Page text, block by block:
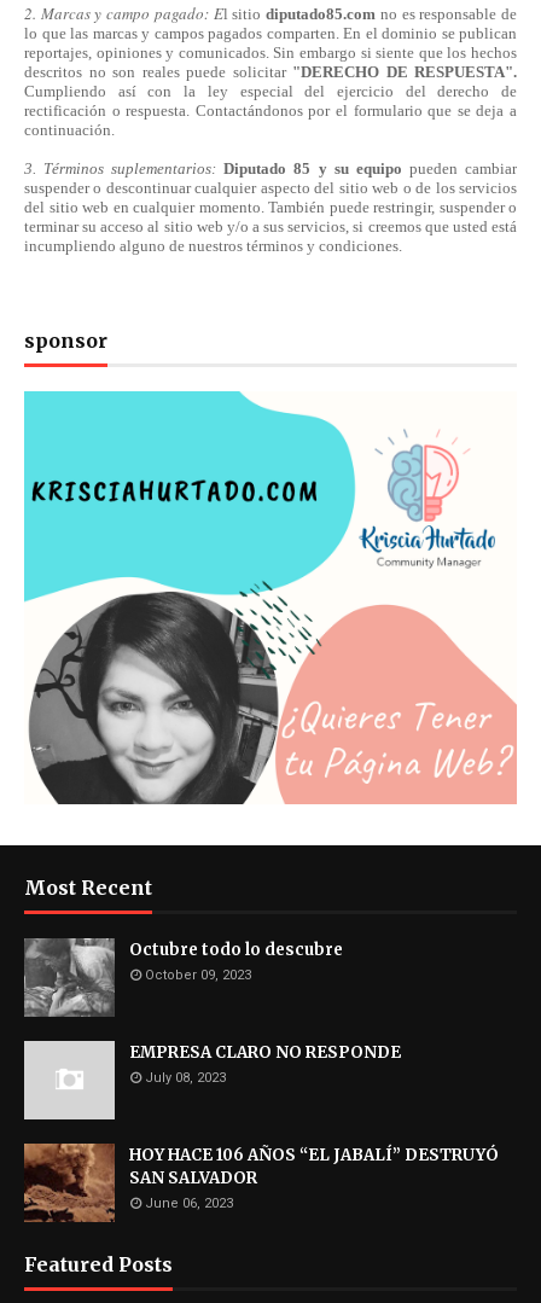
2. Marcas y campo pagado: El sitiodiputado85.com no es responsable de
lo que las marcas y campos pagados comparten. En el dominio se publican
reportajes, opiniones y comunicados. Sin embargo si siente que los hechos
descritos no son reales puede solicitar "DERECHO DE RESPUESTA".
Cumpliendo asícon la ley especial del ejercicio del derecho de
rectificación o respuesta. Contactándonospor el formulario que se deja a
continuación.
3. Términos suplementarios:Diputado 85 y su equipo pueden cambiar
suspender o descontinuar cualquier aspecto del sitio web o de los servicios
del sitio web en cualquier momento. También puede restringir, suspender o
terminar su acceso al sitio web y/o a sus servicios, si creemos que usted está
incumpliendo alguno de nuestros términos y condiciones.
sponsor
Most Recent
Octubre todo lo descubre
October 09, 2023
EMPRESA CLARO NO RESPONDE
July 08, 2023
HOY HACE 106 AÑOS “EL JABALÍ” DESTRUYÓ
SAN SALVADOR
June 06, 2023
Featured Posts